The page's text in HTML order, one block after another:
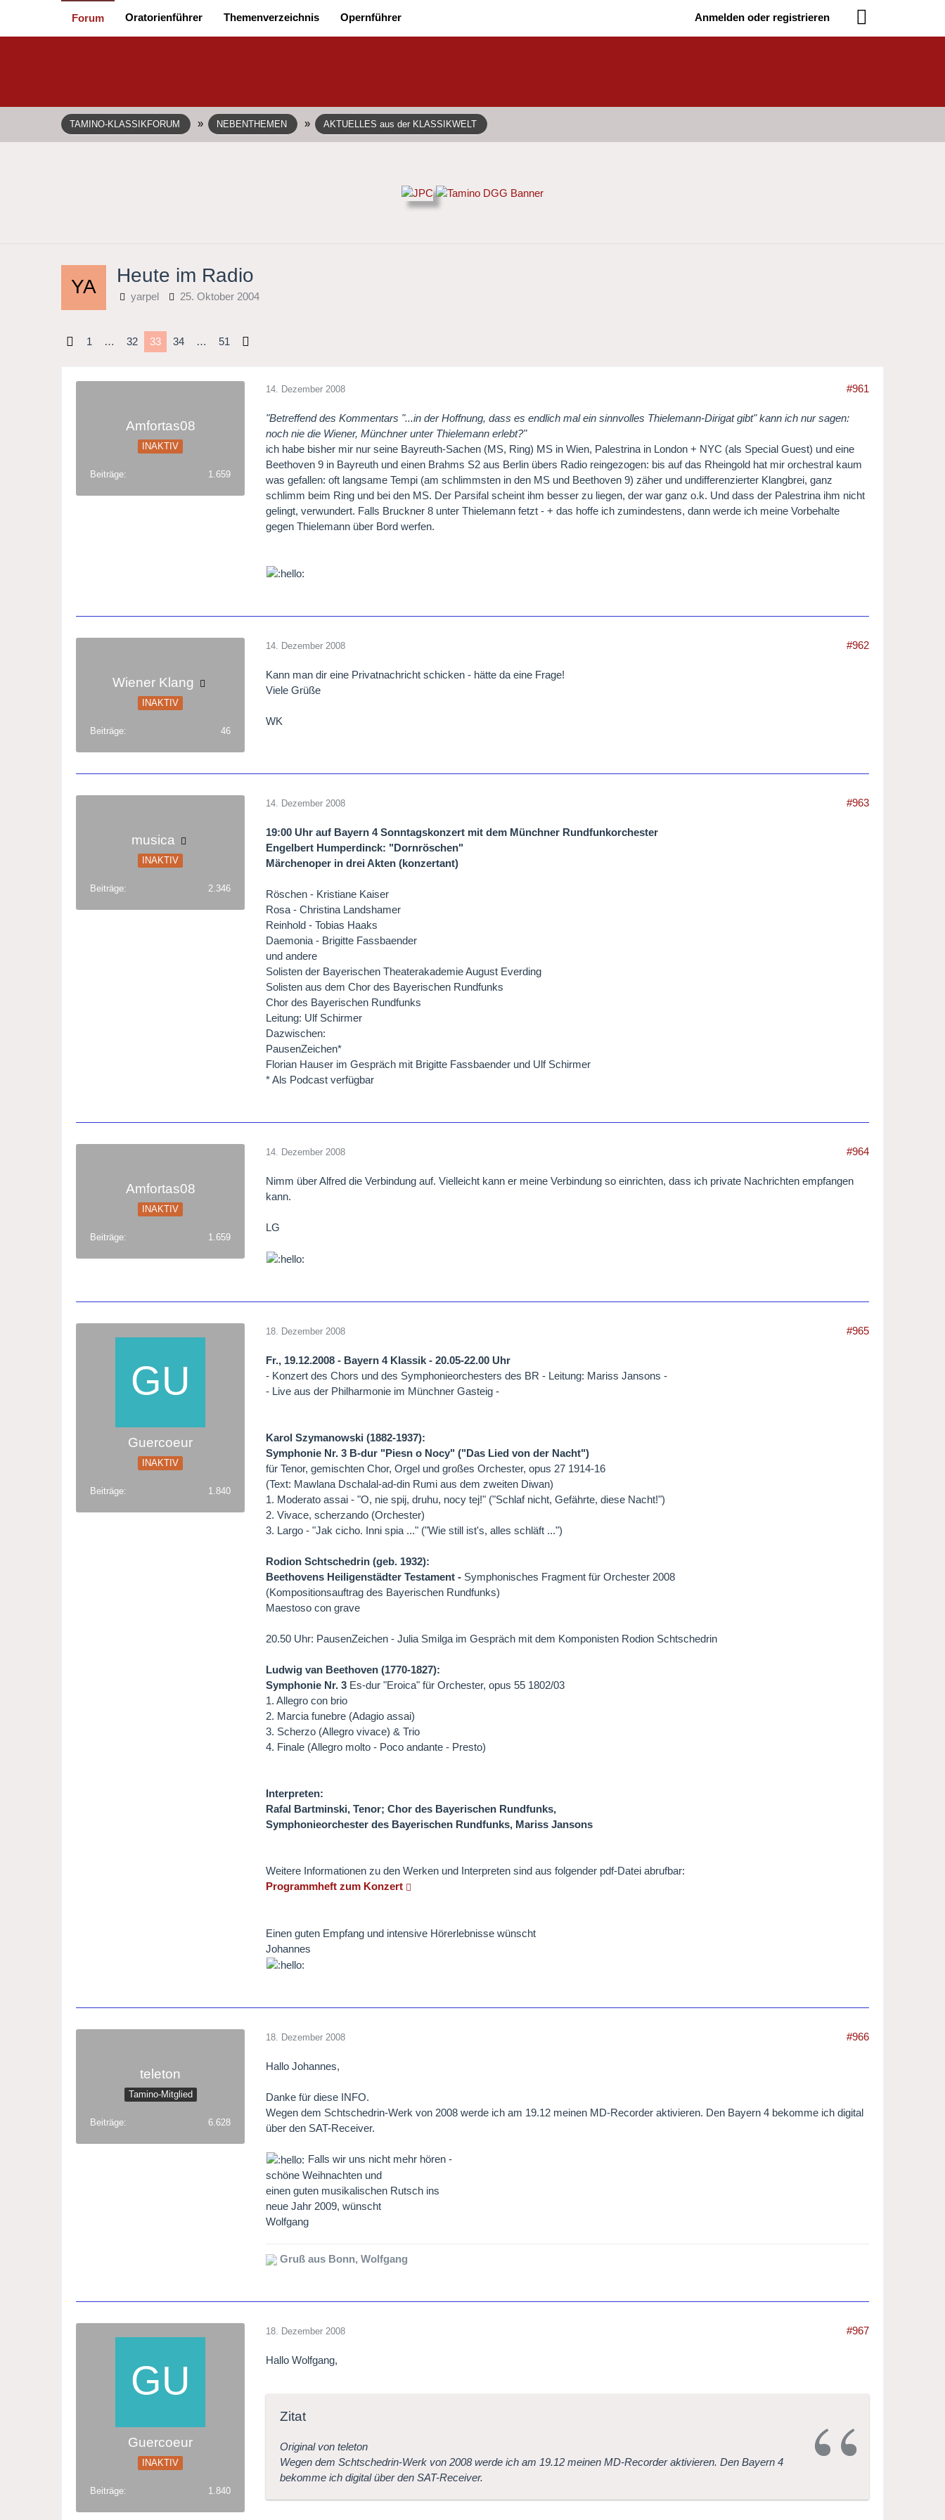
Forum Oratorienführer Themenverzeichnis Opernführer Anmelden oder registrieren
TAMINO-KLASSIKFORUM » NEBENTHEMEN » AKTUELLES aus der KLASSIKWELT
Heute im Radio
yarpel 25. Oktober 2004
1 … 32 33 34 … 51
Amfortas08
INAKTIV
Beiträge 1.659
14. Dezember 2008 #961
"Betreffend des Kommentars "...in der Hoffnung, dass es endlich mal ein sinnvolles Thielemann-Dirigat gibt" kann ich nur sagen:
noch nie die Wiener, Münchner unter Thielemann erlebt?"
ich habe bisher mir nur seine Bayreuth-Sachen (MS, Ring) MS in Wien, Palestrina in London + NYC (als Special Guest) und eine
Beethoven 9 in Bayreuth und einen Brahms S2 aus Berlin übers Radio reingezogen: bis auf das Rheingold hat mir orchestral kaum
was gefallen: oft langsame Tempi (am schlimmsten in den MS und Beethoven 9) zäher und undifferenzierter Klangbrei, ganz
schlimm beim Ring und bei den MS. Der Parsifal scheint ihm besser zu liegen, der war ganz o.k. Und dass der Palestrina ihm nicht
gelingt, verwundert. Falls Bruckner 8 unter Thielemann fetzt - + das hoffe ich zumindestens, dann werde ich meine Vorbehalte
gegen Thielemann über Bord werfen.
Wiener Klang
INAKTIV
Beiträge 46
14. Dezember 2008 #962
Kann man dir eine Privatnachricht schicken - hätte da eine Frage!
Viele Grüße
WK
musica
INAKTIV
Beiträge 2.346
14. Dezember 2008 #963
19:00 Uhr auf Bayern 4 Sonntagskonzert mit dem Münchner Rundfunkorchester
Engelbert Humperdinck: "Dornröschen"
Märchenoper in drei Akten (konzertant)
Röschen - Kristiane Kaiser
Rosa - Christina Landshamer
Reinhold - Tobias Haaks
Daemonia - Brigitte Fassbaender
und andere
Solisten der Bayerischen Theaterakademie August Everding
Solisten aus dem Chor des Bayerischen Rundfunks
Chor des Bayerischen Rundfunks
Leitung: Ulf Schirmer
Dazwischen:
PausenZeichen*
Florian Hauser im Gespräch mit Brigitte Fassbaender und Ulf Schirmer
* Als Podcast verfügbar
Amfortas08
INAKTIV
Beiträge 1.659
14. Dezember 2008 #964
Nimm über Alfred die Verbindung auf. Vielleicht kann er meine Verbindung so einrichten, dass ich private Nachrichten empfangen
kann.
LG
Guercoeur
INAKTIV
Beiträge 1.840
18. Dezember 2008 #965
Fr., 19.12.2008 - Bayern 4 Klassik - 20.05-22.00 Uhr
- Konzert des Chors und des Symphonieorchesters des BR - Leitung: Mariss Jansons -
- Live aus der Philharmonie im Münchner Gasteig -
Karol Szymanowski (1882-1937):
Symphonie Nr. 3 B-dur "Piesn o Nocy" ("Das Lied von der Nacht")
für Tenor, gemischten Chor, Orgel und großes Orchester, opus 27 1914-16
(Text: Mawlana Dschalal-ad-din Rumi aus dem zweiten Diwan)
1. Moderato assai - "O, nie spij, druhu, nocy tej!" ("Schlaf nicht, Gefährte, diese Nacht!")
2. Vivace, scherzando (Orchester)
3. Largo - "Jak cicho. Inni spia ..." ("Wie still ist's, alles schläft ...")
Rodion Schtschedrin (geb. 1932):
Beethovens Heiligenstädter Testament - Symphonisches Fragment für Orchester 2008
(Kompositionsauftrag des Bayerischen Rundfunks)
Maestoso con grave
20.50 Uhr: PausenZeichen - Julia Smilga im Gespräch mit dem Komponisten Rodion Schtschedrin
Ludwig van Beethoven (1770-1827):
Symphonie Nr. 3 Es-dur "Eroica" für Orchester, opus 55 1802/03
1. Allegro con brio
2. Marcia funebre (Adagio assai)
3. Scherzo (Allegro vivace) & Trio
4. Finale (Allegro molto - Poco andante - Presto)
Interpreten:
Rafal Bartminski, Tenor; Chor des Bayerischen Rundfunks,
Symphonieorchester des Bayerischen Rundfunks, Mariss Jansons
Weitere Informationen zu den Werken und Interpreten sind aus folgender pdf-Datei abrufbar:
Programmheft zum Konzert
Einen guten Empfang und intensive Hörerlebnisse wünscht
Johannes
teleton
Tamino-Mitglied
Beiträge 6.628
18. Dezember 2008 #966
Hallo Johannes,
Danke für diese INFO.
Wegen dem Schtschedrin-Werk von 2008 werde ich am 19.12 meinen MD-Recorder aktivieren. Den Bayern 4 bekomme ich digital
über den SAT-Receiver.
Falls wir uns nicht mehr hören -
schöne Weihnachten und
einen guten musikalischen Rutsch ins
neue Jahr 2009, wünscht
Wolfgang
Gruß aus Bonn, Wolfgang
Guercoeur
INAKTIV
Beiträge 1.840
18. Dezember 2008 #967
Hallo Wolfgang,
Zitat
Original von teleton
Wegen dem Schtschedrin-Werk von 2008 werde ich am 19.12 meinen MD-Recorder aktivieren. Den Bayern 4
bekomme ich digital über den SAT-Receiver.